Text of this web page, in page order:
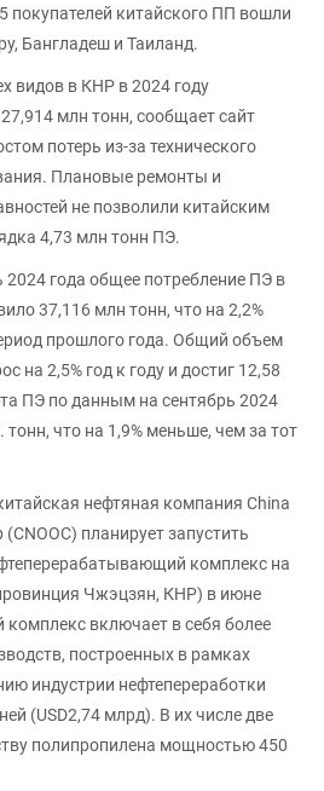
покупателей китайского ПП вошли
Бангладеш и Таиланд.
видов в КНР в 2024 году
млн тонн, сообщает сайт
потерь из-за технического
Плановые ремонты и
не позволили китайским
4,73 млн тонн ПЭ.
года общее потребление ПЭ в
37,116 млн тонн, что на 2,2%
прошлого года. Общий объем
на 2,5% год к году и достиг 12,58
ПЭ по данным на сентябрь 2024
тонн, что на 1,9% меньше, чем за тот
нефтяная компания China
планирует запустить
комплекс на
Чжэцзян, КНР) в июне
включает в себя более
построенных в рамках
индустрии нефтепереработки
(USD2,74 млрд). В их числе две
полипропилена мощностью 450